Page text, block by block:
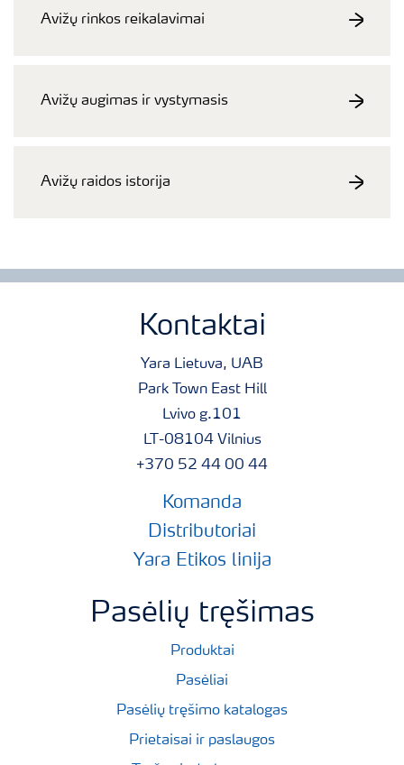
Avižų rinkos reikalavimai
Avižų augimas ir vystymasis
Avižų raidos istorija
Kontaktai
Yara Lietuva, UAB
Park Town East Hill
Lvivo g.101
LT-08104 Vilnius
+370 52 44 00 44
Komanda
Distributoriai
Yara Etikos linija
Pasėlių tręšimas
Produktai
Pasėliai
Pasėlių tręšimo katalogas
Prietaisai ir paslaugos